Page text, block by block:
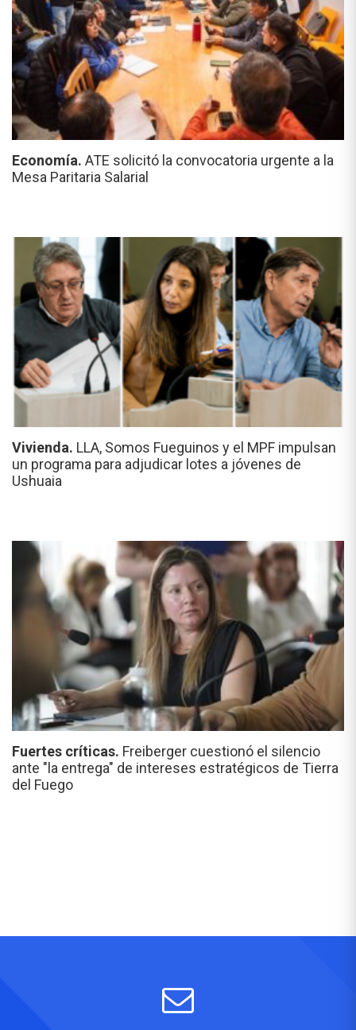
Economía. ATE solicitó la convocatoria urgente a la
Mesa Paritaria Salarial
Vivienda. LLA, Somos Fueguinos y el MPF impulsan
un programa para adjudicar lotes a jóvenes de
Ushuaia
Fuertes críticas. Freiberger cuestionó el silencio
ante "la entrega" de intereses estratégicos de Tierra
del Fuego